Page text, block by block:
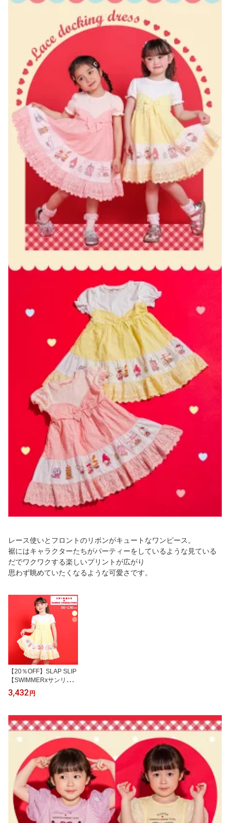
レース使いとフロントのリボンがキュートなワンピース。
裾にはキャラクターたちがパーティーをしているような見ている
だでワクワクする楽しいプリントが広がり
思わず眺めていたくなるような可愛さです。
【20％OFF】SLAP SLIP
【SWIMMERxサンリオ
キャラクターズxSLAPSL
IP】フレアスカートレー
0cm) slap slip キッズ服
ハローキティ マイメロデ
ィ 子供服 女の子 半袖 コ
ラボ服 夏服 幼稚園 通園
通学 小学生 80cm 90cm
100cm 110cm 120cm 13
0cm
3,432 円